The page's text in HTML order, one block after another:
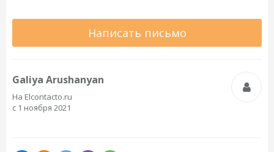
Написать письмо
Galiya Arushanyan
На Elcontacto.ru
с 1 ноября 2021